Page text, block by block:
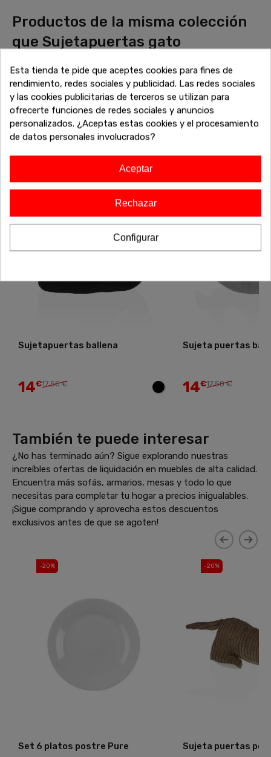
Productos de la misma colección
que Sujetapuertas gato
elección. Explora la colección completa de sofás, mesas,
armarios y otros muebles diseñados para complementar tu
hogar con un estilo cohesivo y elegante. Encuentra el
equilibrio perfecto entre estética y funcionalidad, y dale un
toque único a tu espacio. ¡Haz que tu casa refleje tu estilo
con la colección completa!
Sujetapuertas ballena
14€17,50 €
Sujeta puertas
14€17,50 €
También te puede interesar
¿No has terminado aún? Sigue explorando nuestras
increíbles ofertas de liquidación en muebles de alta calidad.
Encuentra más sofás, armarios, mesas y todo lo que
necesitas para completar tu hogar a precios inigualables.
¡Sigue comprando y aprovecha estos descuentos
exclusivos antes de que se agoten!
Set 6 platos postre Pure
-20%
Sujeta puertas
-20%
Esta tienda te pide que aceptes cookies para fines de
rendimiento, redes sociales y publicidad. Las redes sociales
y las cookies publicitarias de terceros se utilizan para
ofrecerte funciones de redes sociales y anuncios
personalizados. ¿Aceptas estas cookies y el procesamiento
de datos personales involucrados?
Aceptar
Rechazar
Configurar